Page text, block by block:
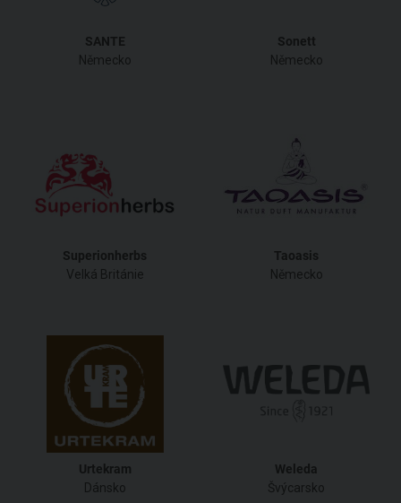
SANTE
Německo
Sonett
Německo
Superionherbs
Velká Británie
Taoasis
Německo
Urtekram
Dánsko
Weleda
Švýcarsko